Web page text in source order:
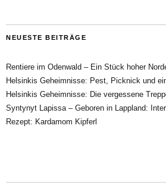
NEUESTE BEITRÄGE
Rentiere im Odenwald – Ein Stück hoher
Helsinkis Geheimnisse: Pest, Picknick und
Helsinkis Geheimnisse: Die vergessene
Syntynyt Lapissa – Geboren in Lappland:
Rezept: Kardamom Kipferl